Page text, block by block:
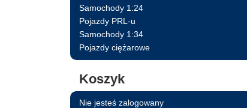
Samochody 1:24
Pojazdy PRL-u
Samochody 1:34
Pojazdy ciężarowe
Koszyk
Nie jesteś zalogowany